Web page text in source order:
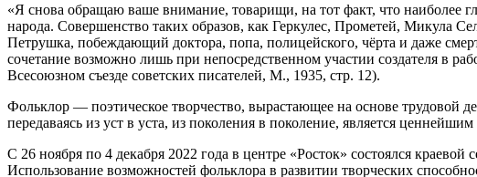
«Я снова обращаю ваше внимание, товарищи, на тот факт, что наиболее
народа. Совершенство таких образов, как Геркулес, Прометей, Микула
Петрушка, побеждающий доктора, попа, полицейского, чёрта и даже
сочетание возможно лишь при непосредственном участии создателя в
Всесоюзном съезде советских писателей, М., 1935, стр. 12).
Фольклор — поэтическое творчество, вырастающее на основе трудовой
передаваясь из уст в уста, из поколения в поколение, является
С 26 ноября по 4 декабря 2022 года в центре «Росток» состоялся
Использование возможностей фольклора в развитии творческих